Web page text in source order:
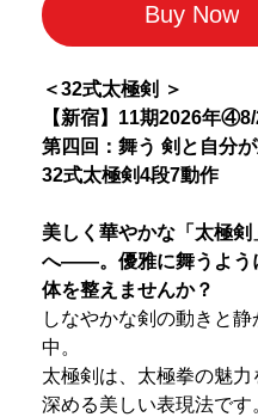
Buy Now
＜32式太極剣 ＞
【新宿】11期2026年
第四回：舞う 剣と自分
32式太極剣4段7動作
美しく華やかな「太極剣
へ――。優雅に舞うよう
体を整えませんか？
しなやかな剣の動きと静
中。
太極剣は、太極拳の魅力
深める美しい表現法です